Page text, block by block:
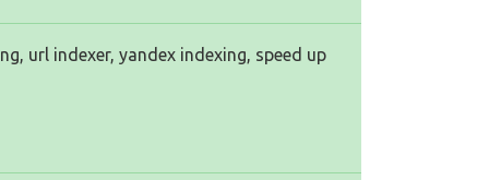
url indexer, yandex indexing, speed up